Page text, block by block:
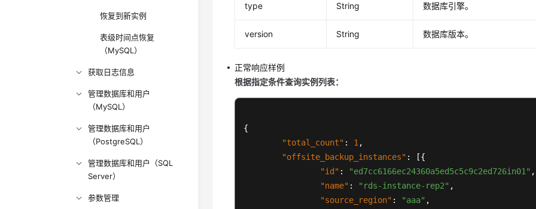
恢复到新实例
表级时间点恢复
（MySQL）
获取日志信息
管理数据库和用户
（MySQL）
管理数据库和用户
（PostgreSQL）
管理数据库和用户（SQL
Server）
参数管理
type String 数据库引擎。
version String 数据库版本。
正常响应样例
根据指定条件查询实例列表：
{
"total_count" : 1 ,
"offsite_backup_instances" : [{
"id" : "ed7cc6166ec24360a5ed5c5c9c2ed726in01" ,
"name" : "rds-instance-rep2" ,
"source_region" : "aaa" ,